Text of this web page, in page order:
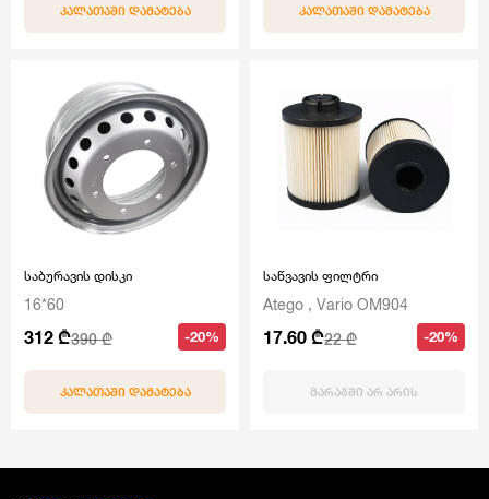
ᲙᲐᲚᲐᲗᲐᲨᲘ ᲓᲐᲛᲐᲢᲔᲑᲐ ᲙᲐᲚᲐᲗᲐᲨᲘ ᲓᲐᲛᲐᲢᲔᲑᲐ
საბურავის დისკი
16*60
312 ₾390 ₾ -20%
ᲙᲐᲚᲐᲗᲐᲨᲘ ᲓᲐᲛᲐᲢᲔᲑᲐ
საწვავის ფილტრი
Atego , Vario OM904
17.60 ₾22 ₾ -20%
ᲛᲐᲠᲐᲒᲨᲘ ᲐᲠ ᲐᲠᲘᲡ